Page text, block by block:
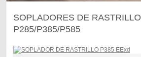
SOPLADORES DE RASTRILLO
P285/P385/P585